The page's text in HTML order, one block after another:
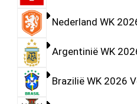
Nederland WK
Argentinië WK
Brazilië WK 2026